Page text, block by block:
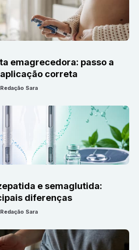
emagrecedora: passo a
correta
Redação Sara
e semaglutida:
diferenças
Redação Sara